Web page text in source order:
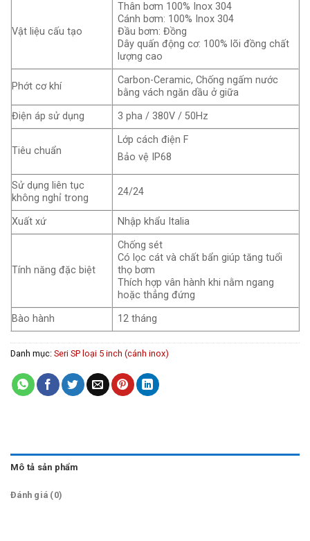
Vật liệu cấu tạo
Thân bơm 100% Inox 304
Cánh bơm: 100% Inox 304
Đầu bơm: Đồng
Dây quấn động cơ: 100% lõi đồng chất
lượng cao
Phớt cơ khí
Carbon-Ceramic, Chống ngấm nước
bằng vách ngăn dầu ở giữa
Điện áp sử dụng
3 pha / 380V / 50Hz
Tiêu chuẩn
Lớp cách điện F
Bảo vệ IP68
Sử dụng liên tục
không nghỉ trong
24/24
Xuất xứ Nhập khẩu Italia
Tính năng đặc biệt
Chống sét
Có lọc cát và chất bẩn giúp tăng tuổi
thọ bơm
Thích hợp vân hành khi nằm ngang
hoặc thẳng đứng
Bào hành
12 tháng
Danh mục: Seri SP loại 5 inch (cánh inox)
Mô tả sản phẩm
Đánh giá (0)